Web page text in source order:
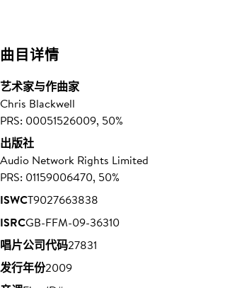
曲目详情
艺术家与作曲家
Chris Blackwell
PRS: 00051526009, 50%
出版社
Audio Network Rights Limited
PRS: 01159006470, 50%
ISWCT9027663838
ISRCGB-FFM-09-36310
唱片公司代码27831
发行年份2009